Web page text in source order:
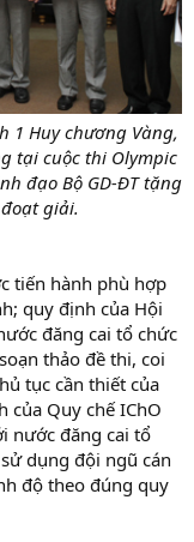
1 Huy chương Vàng,
tại cuộc thi Olympic
đạo Bộ GD-ĐT tặng
giải.
tiến hành phù hợp
quy định của Hội
đăng cai tổ chức
thảo đề thi, coi
tục cần thiết của
của Quy chế IChO
nước đăng cai tổ
dụng đội ngũ cán
độ theo đúng quy